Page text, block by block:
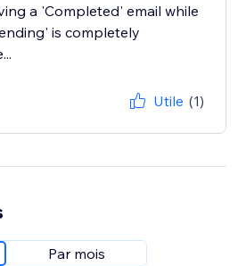
a 'Completed' email while
is completely
Utile (1)
Par mois